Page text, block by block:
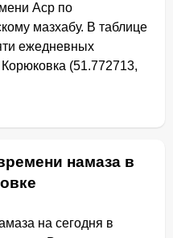
Аср по
мазхабу. В таблице
ежедневных
(51.772713,
намаза в
на сегодня в